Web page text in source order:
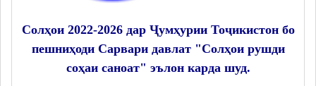
Солҳои 2022-2026 дар Ҷумҳурии Тоҷикистон бо
пешниҳоди Сарвари давлат "Солҳои рушди
соҳаи саноат" эълон карда шуд.